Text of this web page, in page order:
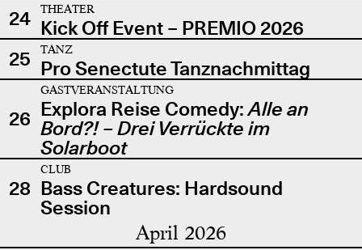
24
THEATER
Kick Off Event – PREMIO 2026
25
TANZ
Pro Senectute Tanznachmittag
26
GASTVERANSTALTUNG
Explora Reise Comedy:Alle an
Bord?! – Drei Verrückte im
Solarboot
28
CLUB
Bass Creatures: Hardsound
Session
April 2026